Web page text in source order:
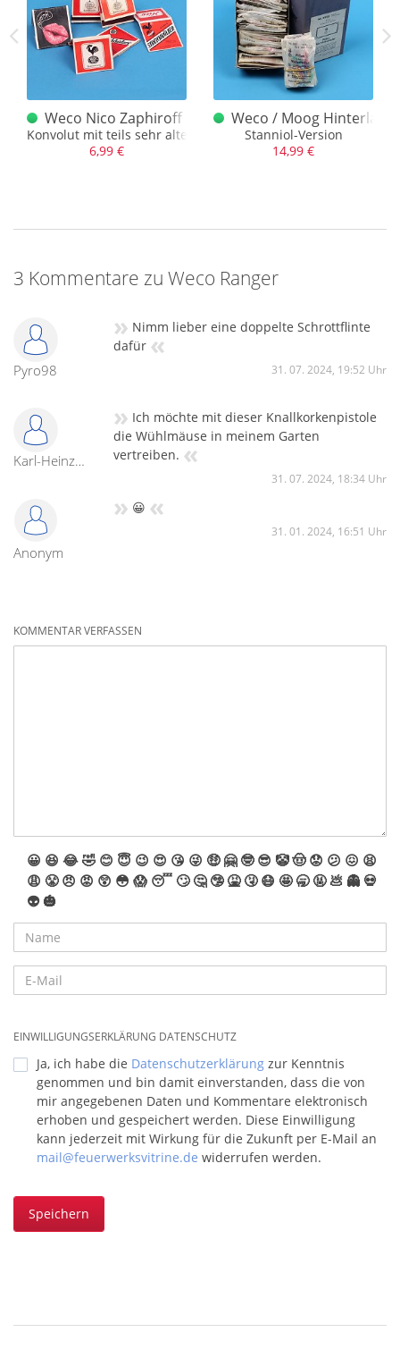
Weco Nico Zaphiroff Feistel Knallschreichhölzer
Konvolut mit teils sehr alten und seltenen Briefchen
6,99 €
Weco / Moog
Stanniol-Version
14,99 €
3 Kommentare zu Weco Ranger
Pyro98
» Nimm lieber eine doppelte Schrottflinte
dafür «
31. 07. 2024, 19:52 Uhr
Karl-Heinz Hasse
» Ich möchte mit dieser Knallkorkenpistole
die Wühlmäuse in meinem Garten
vertreiben. «
31. 07. 2024, 18:34 Uhr
Anonym
» 😀 «
31. 01. 2024, 16:51 Uhr
KOMMENTAR VERFASSEN
😀 😆 😂🤣 😊 😇 😉 😍 😘 😜 🤑 🤗 🤓 😎 🤡🤠 😟 😕 😖 😫
😩 😤 😠 😡 😲 😳 😱 😴 🙄 🤔 🤥 🤮 🤧 😷 🤩 🥱 🤬 💩 👻 💀
👽 🎃
EINWILLIGUNGSERKLÄRUNG DATENSCHUTZ
Ja, ich habe die Datenschutzerklärung zur Kenntnis
genommen und bin damit einverstanden, dass die von
mir angegebenen Daten und Kommentare elektronisch
erhoben und gespeichert werden. Diese Einwilligung
kann jederzeit mit Wirkung für die Zukunft per E-Mail an
mail@feuerwerksvitrine.de widerrufen werden.
Speichern